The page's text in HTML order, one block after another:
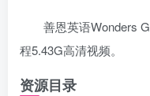
善恩英语Wonders
程5.43G高清视频。
资源目录